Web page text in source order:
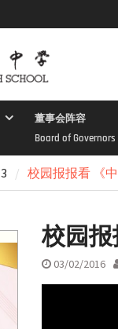
董事会阵容
Board of Governors
3 校园报报看 《
校园
03/02/2016